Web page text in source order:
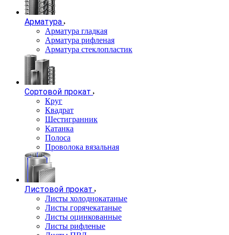
Арматура
Арматура гладкая
Арматура рифленая
Арматура стеклопластик
Сортовой прокат
Круг
Квадрат
Шестигранник
Катанка
Полоса
Проволока вязальная
Листовой прокат
Листы холоднокатаные
Листы горячекатаные
Листы оцинкованные
Листы рифленые